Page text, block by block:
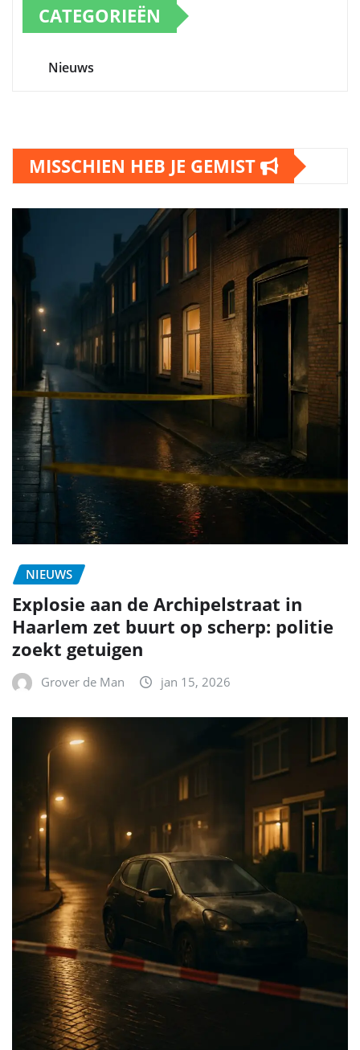
CATEGORIEËN
Nieuws
MISSCHIEN HEB JE GEMIST
NIEUWS
Explosie aan de Archipelstraat in
Haarlem zet buurt op scherp: politie
zoekt getuigen
Grover de Man jan 15, 2026